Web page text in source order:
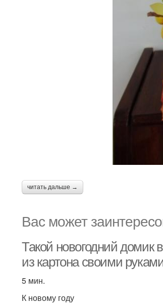
читать дальше →
Вас может
Такой новогодний домик
из картона своими
5 мин.
К новому году